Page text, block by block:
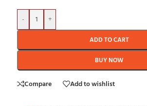
- +
ADD TO CART
BUY NOW
Compare Add to wishlist